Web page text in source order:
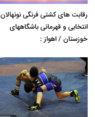
رقابت های کشتی فرنگی نونهالان
انتخابی و قهرمانی باشگاههای
خوزستان / اهواز :